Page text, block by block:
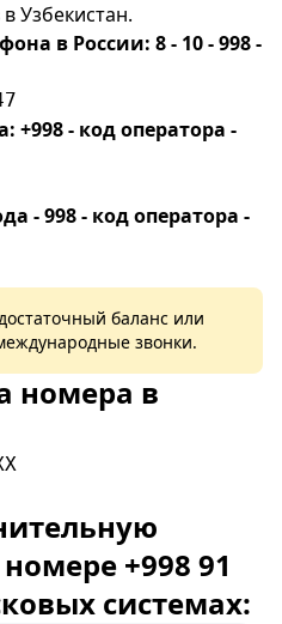
Узбекистан.
в России: 8 - 10 - 998 -
+998 - код оператора -
- 998 - код оператора -
баланс или
звонки.
номера в
+998 91
системах: